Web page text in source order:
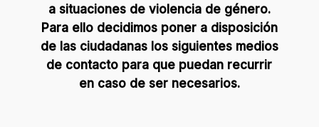
a situaciones de violencia de género.
Para ello decidimos poner a disposición
de las ciudadanas los siguientes medios
de contacto para que puedan recurrir
en caso de ser necesarios.